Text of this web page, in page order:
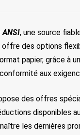
ANSI, une source
des options
papier, grâce à
aux
des offres
disponibles
les dernières